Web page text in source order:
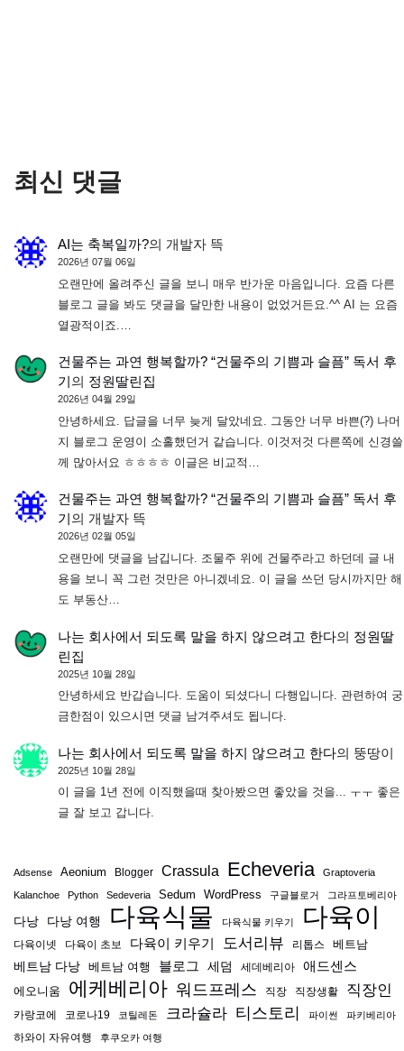
최신 댓글
AI는 축복일까?의 개발자 뜩
2026년 07월 06일
오랜만에 올려주신 글을 보니 매우 반가운 마음입니다. 요즘 다른
블로그 글을 봐도 댓글을 달만한 내용이 없었거든요.^^ AI 는 요즘
열광적이죠.…
건물주는 과연 행복할까? “건물주의 기쁨과 슬픔” 독서 후
기의 정원딸린집
2026년 04월 29일
안녕하세요. 답글을 너무 늦게 달았네요. 그동안 너무 바쁜(?) 나머
지 블로그 운영이 소홀했던거 같습니다. 이것저것 다른쪽에 신경쓸
께 많아서요 ㅎㅎㅎㅎ 이글은 비교적…
건물주는 과연 행복할까? “건물주의 기쁨과 슬픔” 독서 후
기 의 개발자 뜩
2026년 02월 05일
오랜만에 댓글을 남깁니다. 조물주 위에 건물주라고 하던데 글 내
용을 보니 꼭 그런 것만은 아니겠네요. 이 글을 쓰던 당시까지만 해
도 부동산…
나는 회사에서 되도록 말을 하지 않으려고 한다의 정원딸
린집
2025년 10월 28일
안녕하세요 반갑습니다. 도움이 되셨다니 다행입니다. 관련하여 궁
금한점이 있으시면 댓글 남겨주셔도 됩니다.
나는 회사에서 되도록 말을 하지 않으려고 한다의 뚱땅이
2025년 10월 28일
이 글을 1년 전에 이직했을때 찾아봤으면 좋았을 것을... ㅜㅜ 좋은
글 잘 보고 갑니다.
Adsense Aeonium Blogger Crassula Echeveria Graptoveria
Kalanchoe Python Sedeveria Sedum WordPress 구글블로거 그라프토베리아
다낭 다낭 여행 다육식물 다육식물 키우기 다육이
다육이넷 다육이 초보 다육이 키우기 도서리뷰 리톱스
베트남
베트남 다낭 베트남 여행 블로그 세덤 세데베리아 애드센스
에오니움 에케베리아 워드프레스 직장 직장생활 직장인
카랑코에 코로나19 코틸레돈 크라슐라 티스토리 파이썬 파키베리아
하와이 자유여행 후쿠오카 여행